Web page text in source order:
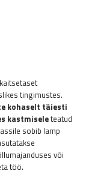
tingimustes.
kohaselt täiesti
kastmiseleteatud
sobib lamp
või
töö.